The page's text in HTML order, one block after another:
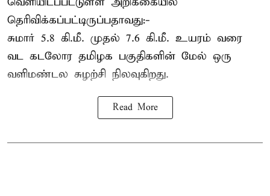
தெரிவிக்கப்பட்டிருப்பதாவது:-
சுமார் 5.8 கி.மீ. முதல் 7.6 கி.மீ. உயரம் வரை
வட கடலோர தமிழக பகுதிகளின் மேல் ஒரு
வளிமண்டல சுழற்சி நிலவுகிறது.
Read More